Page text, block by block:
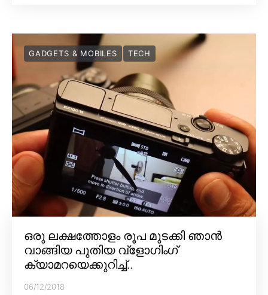
GADGETS & MOBILES TECH
ഒരു ലക്ഷത്തോളം രൂപ മുടക്കി ഞാൻ
വാങ്ങിയ പുതിയ വ്‌ളോഗിംഗ്
ക്യാമറയെക്കുറിച്ച്..
06/12/2018